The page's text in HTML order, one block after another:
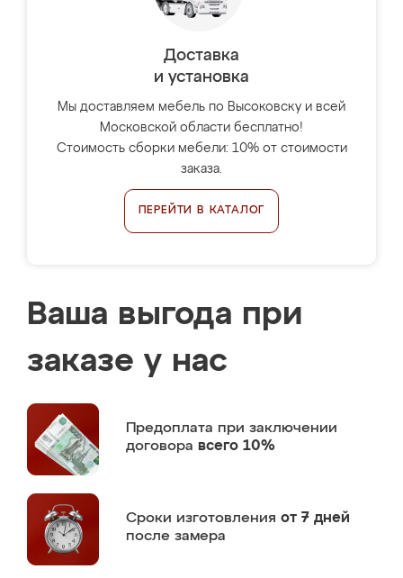
Доставка
и установка
Мы доставляем мебель по Высоковску и всей
Московской области бесплатно!
Стоимость сборки мебели: 10% от стоимости
заказа.
ПЕРЕЙТИ В КАТАЛОГ
Ваша выгода при
заказе у нас
Предоплата при заключении
договора всего 10%
Сроки изготовления от 7 дней
после замера